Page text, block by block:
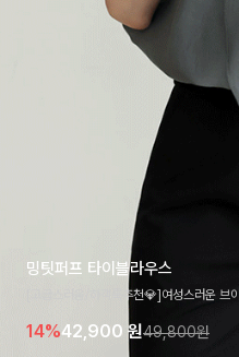
밍팃퍼프 타이블라우스
[고급스러움/하객룩추천💎]여성스러운 브
라우스 🤍 여유로운 7부 소매로 편안하게
기 좋은 아이템이에요
14%42,900 원49,800원